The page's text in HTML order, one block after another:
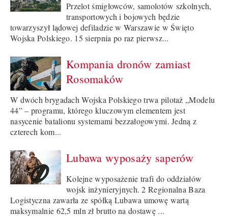
Przelot śmigłowców, samolotów szkolnych,
transportowych i bojowych będzie
towarzyszył lądowej defiladzie w Warszawie w Święto
Wojska Polskiego. 15 sierpnia po raz pierwsz...
Kompania dronów zamiast
Rosomaków
W dwóch brygadach Wojska Polskiego trwa pilotaż „Modelu
44” – programu, którego kluczowym elementem jest
nasycenie batalionu systemami bezzałogowymi. Jedną z
czterech kom...
Lubawa wyposaży saperów
Kolejne wyposażenie trafi do oddziałów
wojsk inżynieryjnych. 2 Regionalna Baza
Logistyczna zawarła ze spółką Lubawa umowę wartą
maksymalnie 62,5 mln zł brutto na dostawę ...